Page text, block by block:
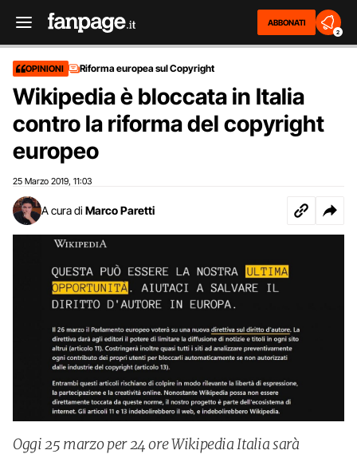
ABBONATI
2
OPINIONI Riforma europea sul Copyright
Wikipedia è bloccata in Italia
contro la riforma del copyright
europeo
25 Marzo 2019 11:03
A cura di Marco Paretti
Oggi 25 marzo per 24 ore Wikipedia Italia sarà